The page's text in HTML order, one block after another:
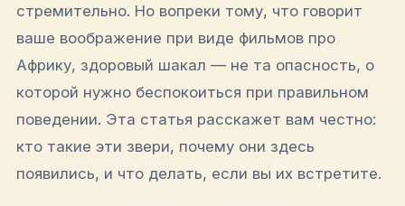
стремительно. Но вопреки тому, что говорит
ваше воображение при виде фильмов про
Африку, здоровый шакал — не та опасность, о
которой нужно беспокоиться при правильном
поведении. Эта статья расскажет вам честно:
кто такие эти звери, почему они здесь
появились, и что делать, если вы их встретите.